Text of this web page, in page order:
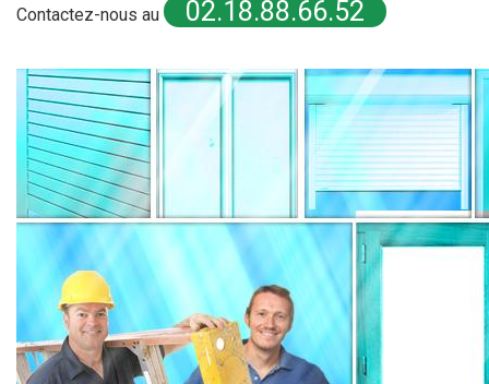
Contactez-nous au
02.18.88.66.52